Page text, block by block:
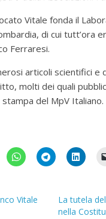
Vitale fonda il
di cui tutt’ora
Ferraresi.
articoli scientifici e
molti dei quali
del MpV Italiano.
Vitale
La tutela
nella